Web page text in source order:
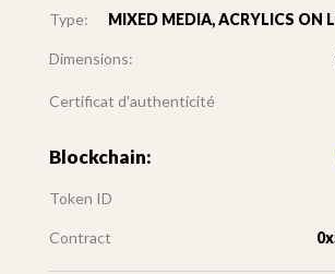
Type: MIXED MEDIA, ACRYLICS ON
Dimensions:
Certificat d'authenticité
Blockchain:
Token ID
Contract